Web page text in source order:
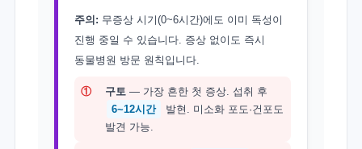
주의: 무증상 시기(0~6시간)에도 이미 독성이
진행 중일 수 있습니다. 증상 없이도 즉시
동물병원 방문 원칙입니다.
① 구토 — 가장 흔한 첫 증상. 섭취 후
6~12시간
발현. 미소화 포도·건포도
발견 가능.